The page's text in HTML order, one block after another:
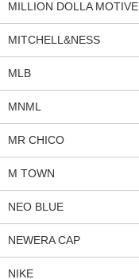
MILLION DOLLA MOTIVE
MITCHELL&NESS
MLB
MNML
MR CHICO
M TOWN
NEO BLUE
NEWERA CAP
NIKE